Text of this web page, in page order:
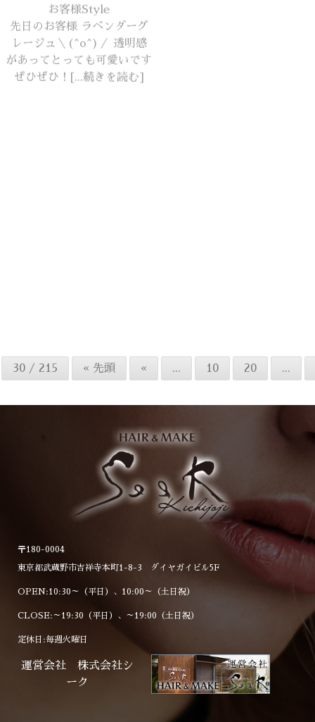
顔周りからのレイヤースタ
イルにスモーキーベージュで
メです(^^)/ ぜひ♪[...続き
30 / 215 « 先頭 « ... 10 20 ...
〒180-0004
東京都武蔵野市吉祥寺本町1-8-3 ダイヤガイビル5F
OPEN:10:30～（平日）、10:00～（土日祝）
CLOSE:～19:30（平日）、～19:00（土日祝）
定休日:毎週火曜日
運営会社 株式会社シ
ーク